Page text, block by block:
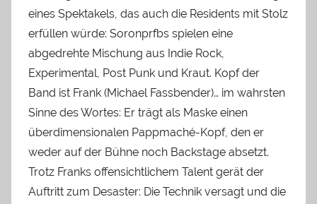
eines Spektakels, das auch die Residents mit Stolz
erfüllen würde: Soronprfbs spielen eine
abgedrehte Mischung aus Indie Rock,
Experimental, Post Punk und Kraut. Kopf der
Band ist Frank (Michael Fassbender)… im wahrsten
Sinne des Wortes: Er trägt als Maske einen
überdimensionalen Pappmaché-Kopf, den er
weder auf der Bühne noch Backstage absetzt.
Trotz Franks offensichtlichem Talent gerät der
Auftritt zum Desaster: Die Technik versagt und die